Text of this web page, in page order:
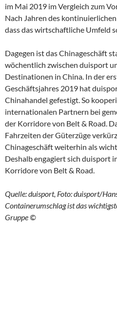
im Mai 2019 im Vergleich zum
Nach Jahren des
dass das wirtschaftliche Umfeld
Dagegen ist das Chinageschäft
wöchentlich zwischen duisport
Destinationen in China. In der
Geschäftsjahres 2019 hat
Chinahandel gefestigt. So
internationalen Partnern bei
der Korridore von Belt & Road.
Fahrzeiten der Güterzüge
Chinageschäft weiterhin als
Deshalb engagiert sich duisport
Korridore von Belt & Road.
Quelle: duisport, Foto: duisport/
Containerumschlag ist das
Gruppe ©